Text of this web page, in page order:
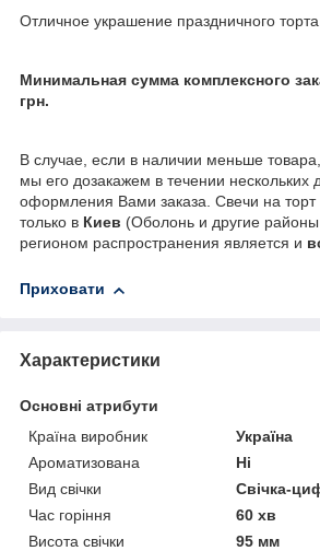
Отличное украшение праздничного
Минимальная сумма комплексного
грн.
В случае, если в наличии меньше
мы его дозакажем в течении нескольких
оформления Вами заказа. Свечи на торт
только в Киев (Оболонь и другие
регионом распространения является и
Приховати
Характеристики
Основні атрибути
Країна виробник
Україна
Ароматизована
Ні
Вид свічки
Свічка-
Час горіння
60 хв
Висота свічки
95 мм